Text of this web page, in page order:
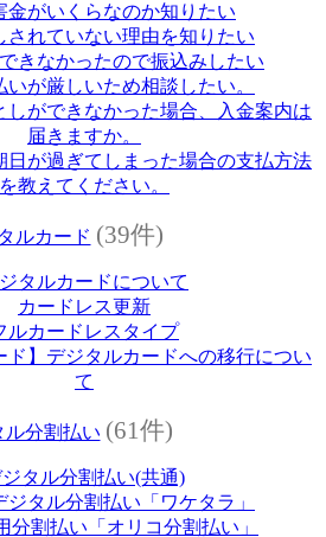
金がいくらなのか知りたい
されていない理由を知りたい
きなかったので振込みしたい
いが厳しいため相談したい。
しができなかった場合、入金案内は
届きますか。
日が過ぎてしまった場合の支払方法
を教えてください。
ルカード (39件)
タルカードについて
カードレス更新
ルカードレスタイプ
ド】デジタルカードへの移行につい
て
ル分割払い (61件)
ジタル分割払い(共通)
ジタル分割払い「ワケタラ」
分割払い「オリコ分割払い」